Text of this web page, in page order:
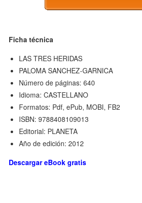
Ficha técnica
LAS TRES HERIDAS
PALOMA SANCHEZ-GARNICA
Número de páginas: 640
Idioma: CASTELLANO
Formatos: Pdf, ePub, MOBI, FB2
ISBN: 9788408109013
Editorial: PLANETA
Año de edición: 2012
Descargar eBook gratis